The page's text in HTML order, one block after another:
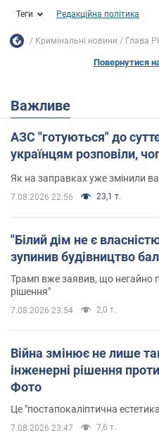
Теги Редакційна політика
Кримінальні новини Глава
Повернутися
Важливе
АЗС "готуються" до
українцям розповіли,
Як на заправках уже змінили
7.08.2026 22:56 23,1 т.
"Білий дім не є
зупинив будівництво
Трамп вже заявив, що негайно
рішення"
7.08.2026 23:54 2,0 т.
Війна змінює не лише
інженерні рішення
Фото
Це "постапокаліптична
7.08.2026 23:47 7,6 т.